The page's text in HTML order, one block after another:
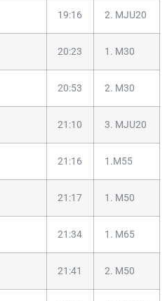
19:16 2. MJU20
20:23 1. M30
20:53 2. M30
21:10 3. MJU20
21:16 1.M55
21:17 1. M50
21:34 1. M65
21:41 2. M50